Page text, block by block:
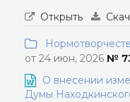
Открыть
от 24 июн, 2026 №
О внесении
Думы